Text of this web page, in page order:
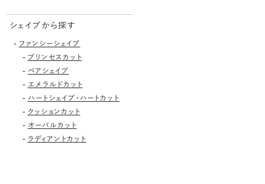
シェイプから探す
- ファンシーシェイプ
- プリンセスカット
- ペアシェイプ
- エメラルドカット
- ハートシェイプ・ハートカット
- クッションカット
- オーバルカット
- ラディアントカット